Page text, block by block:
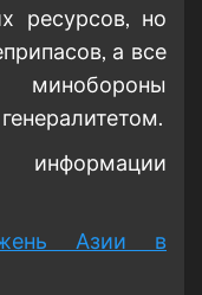
ресурсов, но
а все
Азии в